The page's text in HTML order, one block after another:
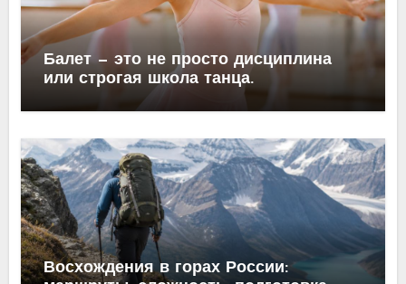
Балет — это не просто дисциплина
или строгая школа танца.
Восхождения в горах России: